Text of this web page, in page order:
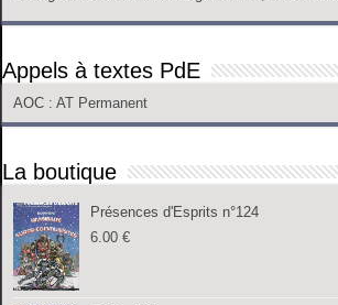
Appels à textes PdE
AOC : AT Permanent
La boutique
Présences d'Esprits n°124
6.00€